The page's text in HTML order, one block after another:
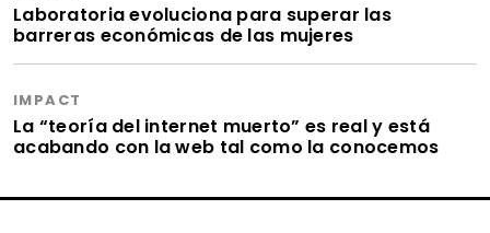
Laboratoria evoluciona para superar las
barreras económicas de las mujeres
IMPACT
La “teoría del internet muerto” es real y está
acabando con la web tal como la conocemos